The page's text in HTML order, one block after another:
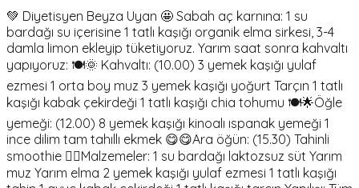
💚 Diyetisyen Beyza Uyan 🤩 Sabah aç karnına: 1 su
bardağı su içerisine 1 tatlı kaşığı organik elma sirkesi, 3-4
damla limon ekleyip tüketiyoruz. Yarım saat sonra kahvaltı
yapıyoruz: 🍽️🌞 Kahvaltı: (10.00) 3 yemek kaşığı yulaf
ezmesi 1 orta boy muz 3 yemek kaşığı yoğurt Tarçın 1 tatlı
kaşığı kabak çekirdeği 1 tatlı kaşığı chia tohumu 🍽️🌟Öğle
yemeği: (12.00) 8 yemek kaşığı kinoalı ıspanak yemeği 1
ince dilim tam tahıllı ekmek 😋😋Ara öğün: (15.30) Tahinli
smoothie 🏃‍♀️Malzemeler: 1 su bardağı laktozsuz süt Yarım
muz Yarım elma 2 yemek kaşığı yulaf ezmesi 1 tatlı kaşığı